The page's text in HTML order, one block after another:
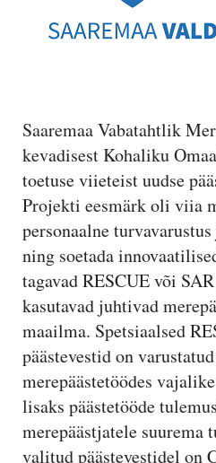
Saaremaa Vabatahtlik
kevadisest Kohaliku
toetuse viieteist uudse
Projekti eesmärk oli viia
personaalne
ning soetada
tagavad RESCUE või
kasutavad juhtivad
maailma. Spetsiaalsed
päästevestid on
merepäästetöödes
lisaks päästetööde
merepäästjatele
valitud päästevestidel on